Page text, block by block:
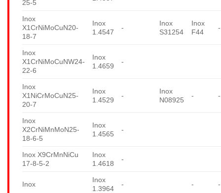
25-5
Inox
X1CrNiMoCuN20-
18-7
Inox
1.4547
-
Inox
S31254
Inox
F44
-
Inox
X1CrNiMoCuNW24-
22-6
Inox
1.4659
-
Inox
X1NiCrMoCuN25-
20-7
Inox
1.4529
-
Inox
N08925
- -
Inox
X2CrNiMnMoN25-
18-6-5
Inox
1.4565
-
Inox X9CrMnNiCu
17-8-5-2
Inox
1.4618
-
Inox
Inox
1.3964
- - -